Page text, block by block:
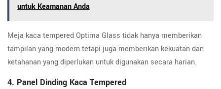
untuk Keamanan Anda
Meja kaca tempered Optima Glass tidak hanya memberikan
tampilan yang modern tetapi juga memberikan kekuatan dan
ketahanan yang diperlukan untuk digunakan secara harian.
4. Panel Dinding Kaca Tempered